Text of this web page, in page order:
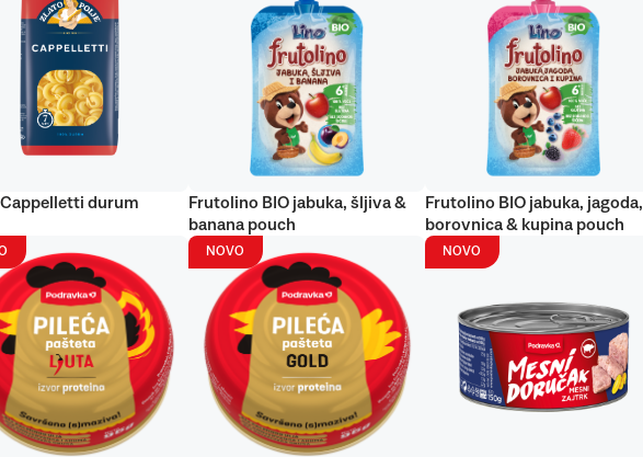
Cappelletti durum
Frutolino BIO jabuka, šljiva &
banana pouch
Frutolino BIO jabuka, jagoda,
borovnica & kupina pouch
NOVO NOVO